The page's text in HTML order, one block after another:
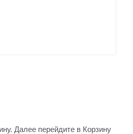
Далее перейдите в Корзину